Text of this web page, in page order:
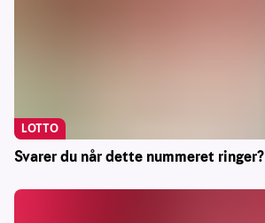
Svarer du når dette nummeret ringer?
LOTTO